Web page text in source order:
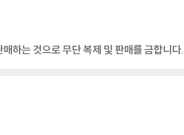
하는 것으로 무단 복제 및 판매를 금합니다.